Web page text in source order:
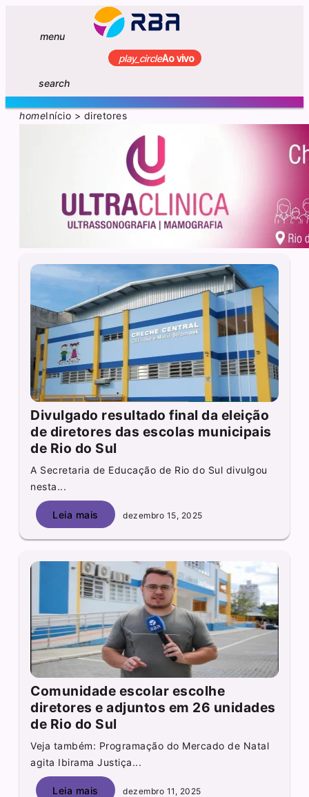
menu
play_circleAo vivo
search
homeInício > diretores
Divulgado resultado final da eleição
de diretores das escolas municipais
de Rio do Sul
A Secretaria de Educação de Rio do Sul divulgou
nesta...
Leia mais dezembro 15, 2025
Comunidade escolar escolhe
diretores e adjuntos em 26 unidades
de Rio do Sul
Veja também: Programação do Mercado de Natal
agita Ibirama Justiça...
Leia mais dezembro 11, 2025